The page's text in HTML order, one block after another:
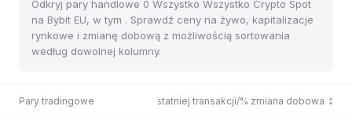
Odkryj pary handlowe 0 Wszystko Wszystko Crypto Spot
na Bybit EU, w tym . Sprawdź ceny na żywo, kapitalizacje
rynkowe i zmianę dobową z możliwością sortowania
według dowolnej kolumny.
Pary tradingowe Cena ostatniej transakcji/% zmiana dobowa